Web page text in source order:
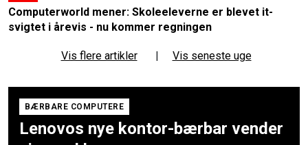
Computerworld mener: Skoleeleverne er blevet it-
svigtet i årevis - nu kommer regningen
Vis flere artikler | Vis seneste uge
BÆRBARE COMPUTERE
Lenovos nye kontor-bærbar vender